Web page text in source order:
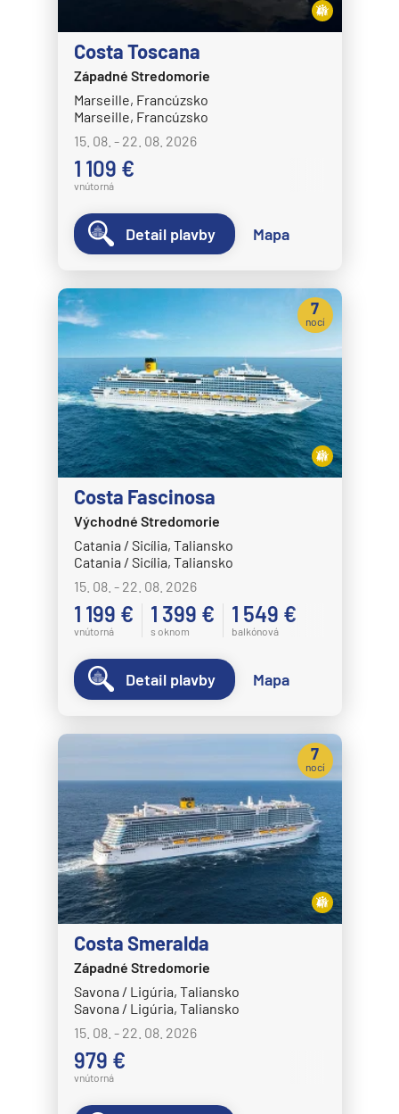
Costa Toscana
Západné Stredomorie
Marseille, Francúzsko
Marseille, Francúzsko
15. 08. - 22. 08. 2026
1 109 €
vnútorná
Detail plavby Mapa
Costa Fascinosa
Východné Stredomorie
Catania / Sicília, Taliansko
Catania / Sicília, Taliansko
15. 08. - 22. 08. 2026
1 199 €
vnútorná
1 399 €
s oknom
1 549 €
balkónová
7
nocí
Detail plavby Mapa
Costa Smeralda
Západné Stredomorie
Savona / Ligúria, Taliansko
Savona / Ligúria, Taliansko
15. 08. - 22. 08. 2026
979 €
vnútorná
7
nocí